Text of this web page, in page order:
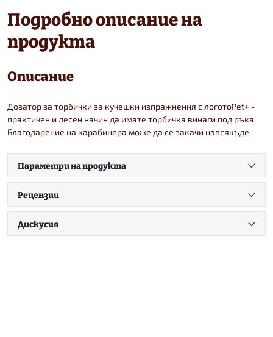
Подробно описание на
продукта
Описание
Дозатор за торбички за кучешки изпражнения с логотоPet+ -
практичен и лесен начин да имате торбичка винаги под ръка.
Благодарение на карабинера може да се закачи навсякъде.
Параметри на продукта
Рецензии
Дискусия